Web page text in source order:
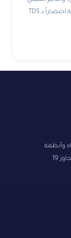
والزراعي تعد نسبة الاملاح في المياه، والمعروفة اختصاراً بـ TDS
وأنظمة
التناضح العكسي وأجهزة إزالة عسر الماء، بخبرة تتجاوز 19